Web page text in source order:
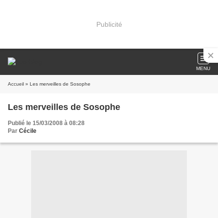
Publicité
MENU
Accueil » Les merveilles de Sosophe
Les merveilles de Sosophe
Publié le 15/03/2008 à 08:28
Par Cécile